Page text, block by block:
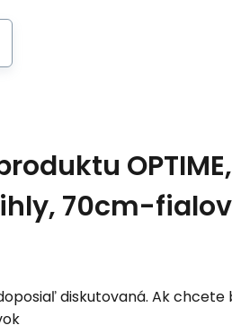
70cm-
diskutovaná. Ak chcete